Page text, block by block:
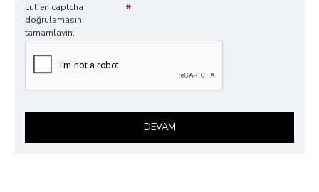
Lütfen captcha
doğrulamasını
tamamlayın.
DEVAM